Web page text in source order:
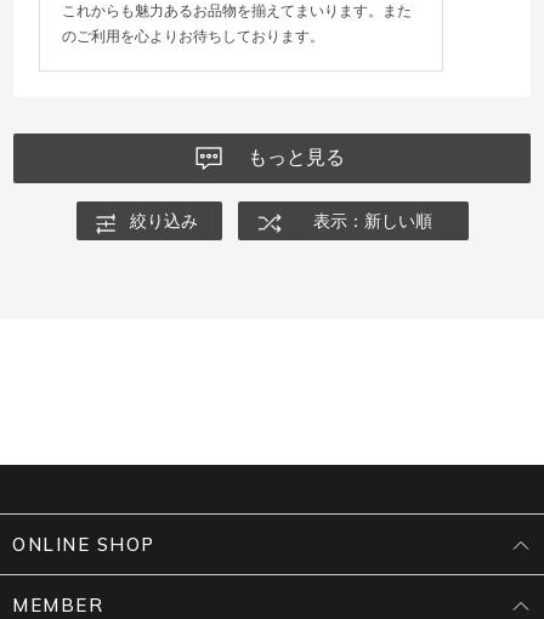
これからも魅力あるお品物を揃えてまいります。また
のご利用を心よりお待ちしております。
もっと見る
絞り込み 表示：新しい順
ONLINE SHOP
MEMBER